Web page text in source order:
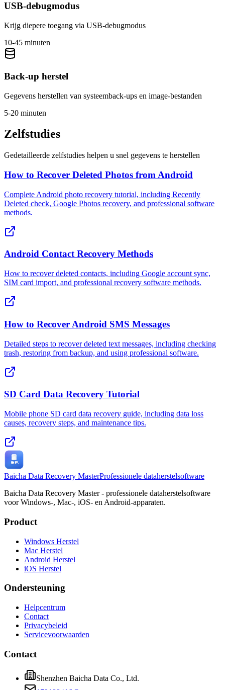
USB-debugmodus
Krijg diepere toegang via USB-debugmodus
10-45 minuten
Back-up herstel
Gegevens herstellen van systeemback-ups en image-bestanden
5-20 minuten
Zelfstudies
Gedetailleerde zelfstudies helpen u snel gegevens te herstellen
How to Recover Deleted Photos from Android
Complete Android photo recovery tutorial, including Recently
Deleted check, Google Photos recovery, and professional software
methods.
Android Contact Recovery Methods
How to recover deleted contacts, including Google account sync,
SIM card import, and professional recovery software methods.
How to Recover Android SMS Messages
Detailed steps to recover deleted text messages, including checking
trash, restoring from backup, and using professional software.
SD Card Data Recovery Tutorial
Mobile phone SD card data recovery guide, including data loss
causes, recovery steps, and maintenance tips.
Baicha Data Recovery MasterProfessionele dataherstelsoftware
Baicha Data Recovery Master - professionele dataherstelsoftware
voor Windows-, Mac-, iOS- en Android-apparaten.
Product
Windows Herstel
Mac Herstel
Android Herstel
iOS Herstel
Ondersteuning
Helpcentrum
Contact
Privacybeleid
Servicevoorwaarden
Contact
Shenzhen Baicha Data Co., Ltd.